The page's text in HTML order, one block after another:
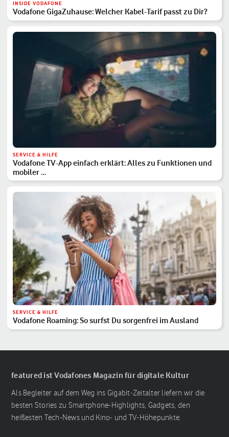
INSIDE VODAFONE
Vodafone GigaZuhause: Welcher Kabel-Tarif passt zu Dir?
SERVICE & HILFE
Vodafone TV-App einfach erklärt: Alles zu Funktionen und
mobiler …
SERVICE & HILFE
Vodafone Roaming: So surfst Du sorgenfrei im Ausland
featured ist Vodafones Magazin für digitale Kultur
Als Begleiter auf dem Weg ins Gigabit-Zeitalter liefern wir die
besten Stories zu Smartphone-Highlights, Gadgets, den
heißesten Tech-News und Kino- und TV-Höhepunkte.